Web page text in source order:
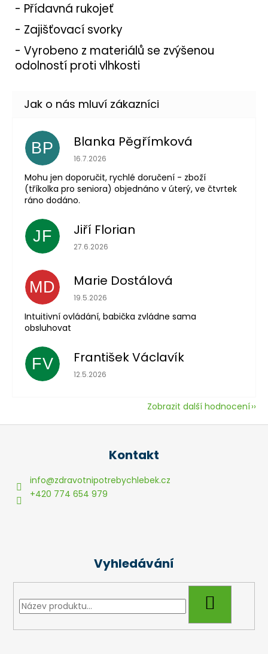
- Přídavná rukojeť
- Zajišťovací svorky
- Vyrobeno z materiálů se zvýšenou
odolností proti vlhkosti
BP Blanka Pěgřímková
Hodnocení obchodu je 5 z 5 hvězdiček.
16.7.2026
Mohu jen doporučit, rychlé doručení - zboží
(tříkolka pro seniora) objednáno v úterý, ve čtvrtek
ráno dodáno.
JF Jiří Florian
Hodnocení obchodu je 5 z 5 hvězdiček.
27.6.2026
MD Marie Dostálová
Hodnocení obchodu je 5 z 5 hvězdiček.
19.5.2026
Intuitivní ovládání, babička zvládne sama
obsluhovat
FV František Václavík
Hodnocení obchodu je 5 z 5 hvězdiček.
12.5.2026
Zobrazit další hodnocení
Kontakt
info@zdravotnipotrebychlebek.cz
+420 774 654 979
Vyhledávání